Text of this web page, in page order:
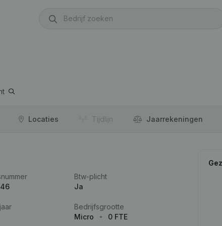
Locaties Tijdlijn Jaar­rekeningen
Btw-plicht
Ja
Bedrijfsgrootte
Micro
0 FTE